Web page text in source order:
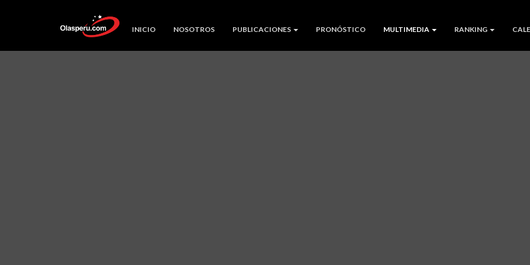
INICIO NOSOTROS PUBLICACIONES PRONÓSTICO MULTIMEDIA RANKING